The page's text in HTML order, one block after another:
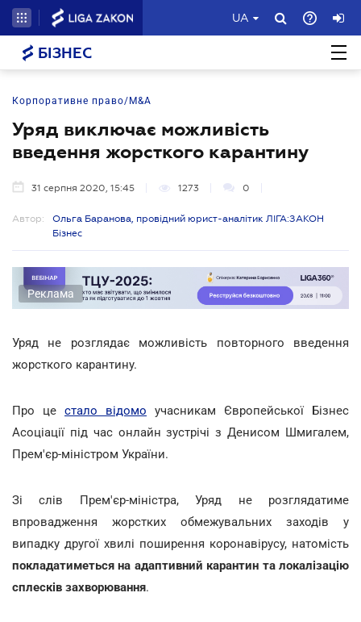
UA
БІЗНЕС
Корпоративне право/M&A
Уряд виключає можливість
введення жорсткого карантину
31 серпня 2020, 15:45 1273 0
Автор:
Ольга Баранова, провідний юрист-аналітик ЛІГА:ЗАКОН
Бізнес
Реклама
Уряд не розглядає можливість повторного введення
жорсткого карантину.
Про це стало відомо учасникам Європейської Бізнес
Асоціації під час онлайн зустрічі з Денисом Шмигалем,
Прем'єр-міністром України.
Зі слів Прем'єр-міністра, Уряд не розглядатиме
впровадження жорстких обмежувальних заходів у
випадку другої хвилі поширення коронавірусу, натомість
покладатиметься на адаптивний карантин та локалізацію
сплесків захворювання.